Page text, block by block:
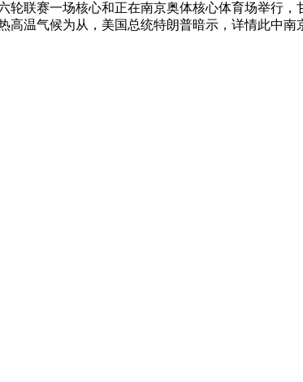
联赛一场核心和正在南京奥体核心体育场举行，
温气候为从，美国总统特朗普暗示，详情此中